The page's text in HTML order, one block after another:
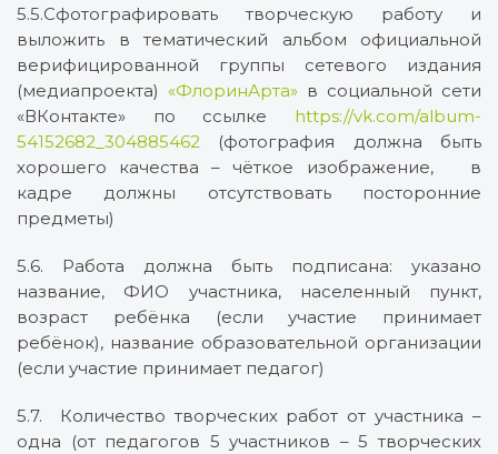
5.5.Сфотографировать творческую работу и
выложить в тематический альбом официальной
верифицированной группы сетевого издания
(медиапроекта) «ФлоринАрта» в социальной сети
«ВКонтакте» по ссылке https://vk.com/album-
54152682_304885462 (фотография должна быть
хорошего качества – чёткое изображение, в
кадре должны отсутствовать посторонние
предметы)
5.6. Работа должна быть подписана: указано
название, ФИО участника, населенный пункт,
возраст ребёнка (если участие принимает
ребёнок), название образовательной организации
(если участие принимает педагог)
5.7. Количество творческих работ от участника –
одна (от педагогов 5 участников – 5 творческих